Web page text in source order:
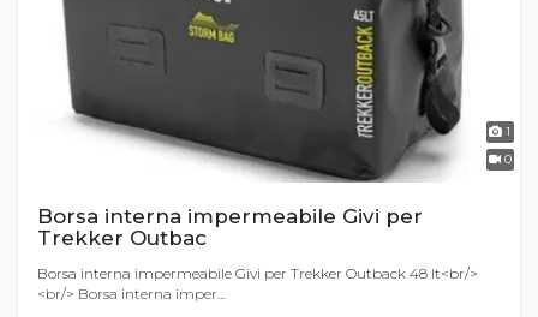
1
0
Borsa interna impermeabile Givi per
Trekker Outbac
Borsa interna impermeabile Givi per Trekker Outback 48 lt<br/>
<br/> Borsa interna imper...